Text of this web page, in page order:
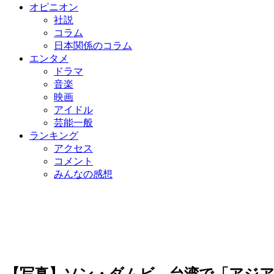
オピニオン
社説
コラム
日本関係のコラム
エンタメ
ドラマ
音楽
映画
アイドル
芸能一般
ランキング
アクセス
コメント
みんなの感想